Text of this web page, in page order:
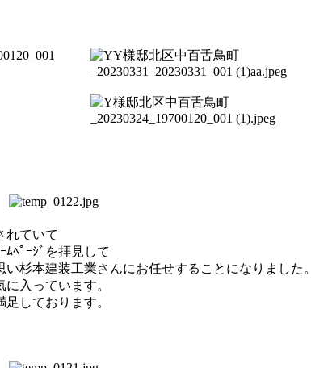
れていて
ﾑﾍﾟｰｼﾞを拝見して
杉本建装工業さんにお任せすることになりました。
入っています。
しております。